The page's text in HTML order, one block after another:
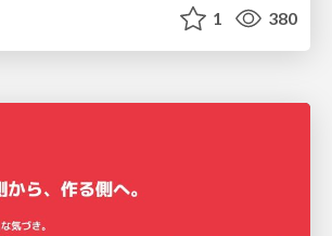
1 380